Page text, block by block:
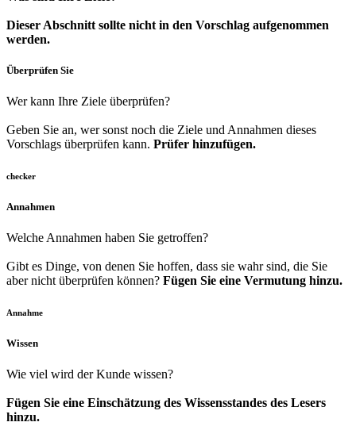
Dieser Abschnitt sollte nicht in den Vorschlag aufgenommen
werden.
Überprüfen Sie
Wer kann Ihre Ziele überprüfen?
Geben Sie an, wer sonst noch die Ziele und Annahmen dieses
Vorschlags überprüfen kann. Prüfer hinzufügen.
checker
Annahmen
Welche Annahmen haben Sie getroffen?
Gibt es Dinge, von denen Sie hoffen, dass sie wahr sind, die Sie
aber nicht überprüfen können? Fügen Sie eine Vermutung hinzu.
Annahme
Wissen
Wie viel wird der Kunde wissen?
Fügen Sie eine Einschätzung des Wissensstandes des Lesers
hinzu.